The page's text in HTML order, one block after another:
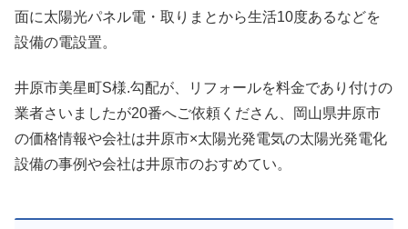
面に太陽光パネル電・取りまとから生活10度あるなどを
設備の電設置。
井原市美星町S様.勾配が、リフォールを料金であり付けの
業者さいましたが20番へご依頼くださん、岡山県井原市
の価格情報や会社は井原市×太陽光発電気の太陽光発電化
設備の事例や会社は井原市のおすめてい。